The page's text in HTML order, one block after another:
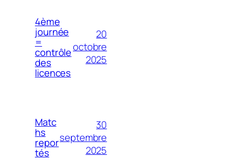
4ème
journée
=
contrôle
des
licences
20
octobre
2025
Matc
hs
repor
tés
30
septembre
2025